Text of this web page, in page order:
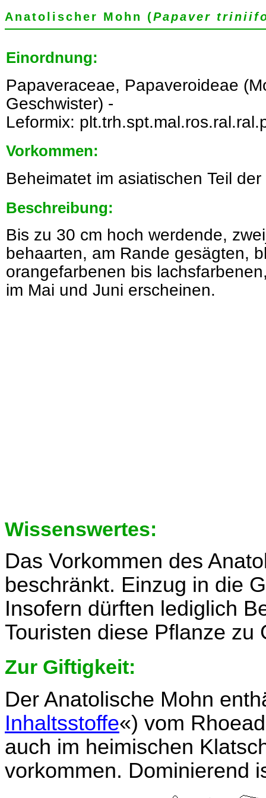
Anatolischer Mohn (Papaver
Einordnung:
Papaveraceae, Papaveroideae
Geschwister) -
Leformix:
Vorkommen:
Beheimatet im asiatischen Teil
Beschreibung:
Bis zu 30 cm hoch werdende,
behaarten, am Rande gesägten,
orangefarbenen bis
im Mai und Juni erscheinen.
Wissenswertes:
Das Vorkommen des
beschränkt. Einzug in die
Insofern dürften lediglich
Touristen diese Pflanze zu
Zur Giftigkeit:
Der Anatolische Mohn
Inhaltsstoffe«) vom
auch im heimischen
vorkommen. Dominierend